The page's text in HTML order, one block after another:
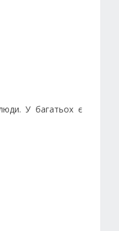
У багатьох є